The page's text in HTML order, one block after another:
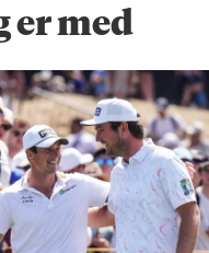
er med